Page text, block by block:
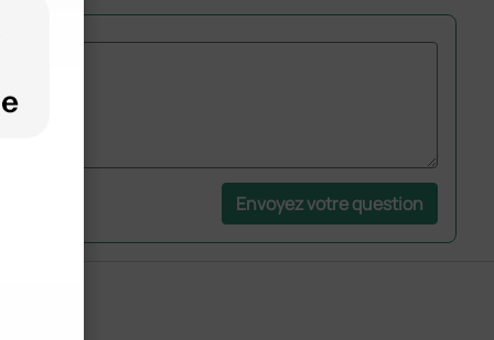
Envoyez votre question